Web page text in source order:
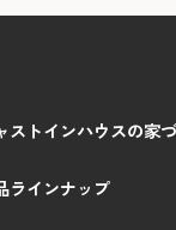
ストインハウスの家
ラインナップ